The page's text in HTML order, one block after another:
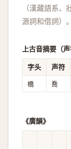
（漢藏語系
源詞和借詞）。
上古音摘要（
字头
声符
橋 喬
《廣韻》